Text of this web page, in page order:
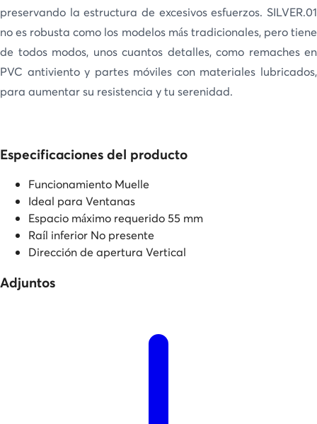
preservando la estructura de excesivos esfuerzos. SILVER.01
no es robusta como los modelos más tradicionales, pero tiene
de todos modos, unos cuantos detalles, como remaches en
PVC antiviento y partes móviles con materiales lubricados,
para aumentar su resistencia y tu serenidad.
Especificaciones del producto
Funcionamiento Muelle
Ideal para Ventanas
Espacio máximo requerido55 mm
Raíl inferior No presente
Dirección de apertura Vertical
Adjuntos